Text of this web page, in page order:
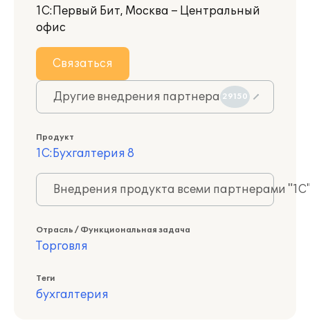
1С:Первый Бит, Москва – Центральный
офис
Связаться
Другие внедрения партнера 29150
Продукт
1С:Бухгалтерия 8
Внедрения продукта всеми партнерами
Отрасль / Функциональная задача
Торговля
Теги
бухгалтерия